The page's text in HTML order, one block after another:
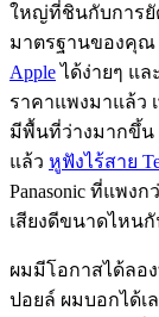
ใหญ่ที่ชินกับการยั
มาตรฐานของคุณ
Appleได้ง่ายๆ แล
ราคาแพงมาแล้ว
มีพื้นที่ว่างมากขึ้น
แล้ว หูฟังไร้สาย
Panasonic ที่แพง
เสียงดีขนาดไหนกั
ผมมีโอกาสได้ลอ
ปอยล์ ผมบอกได้เ